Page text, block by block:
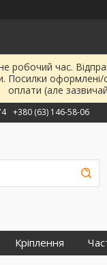
робочий час.
Посилки
оплати (але
+380 (63) 146-58-06
Кріплення